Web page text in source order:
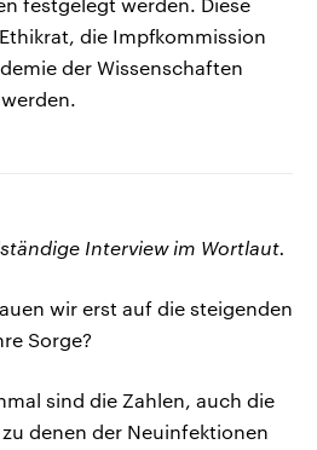
festgelegt werden. Diese
die Impfkommission
der Wissenschaften
Interview im Wortlaut.
wir erst auf die steigenden
Sorge?
sind die Zahlen, auch die
denen der Neuinfektionen